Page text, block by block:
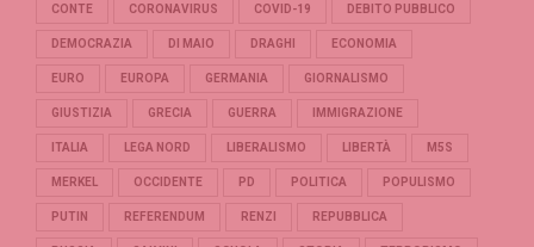
CONTE CORONAVIRUS COVID-19 DEBITO PUBBLICO
DEMOCRAZIA DI MAIO DRAGHI ECONOMIA
EURO EUROPA GERMANIA GIORNALISMO
GIUSTIZIA GRECIA GUERRA IMMIGRAZIONE
ITALIA LEGA NORD LIBERALISMO LIBERTÀ M5S
MERKEL OCCIDENTE PD POLITICA POPULISMO
PUTIN REFERENDUM RENZI REPUBBLICA